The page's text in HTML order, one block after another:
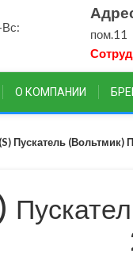
пом.11
О КОМПАНИИ
(S) Пускатель